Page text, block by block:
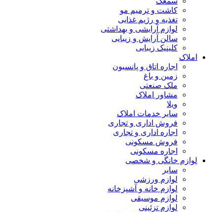
کاشت و ترمیم مو
تغذیه و رژیم غذایی
لوازم آرایشی و بهداشتی
سالن آرایش و زیبایی
کلینیک زیبایی
املاک
اجاره اتاق و پانسیون
زمین و باغ
ملک صنعتی
مشاور املاک
ویلا
سایر خدمات املاک
فروش اداری و تجاری
اجاره اداری و تجاری
فروش مسکونی
اجاره مسکونی
لوازم خانگی و شخصی
سایر
لوازم ورزشی
لوازم خانه و آشپزخانه
لوازم موسیقی
لوازم تزئینی